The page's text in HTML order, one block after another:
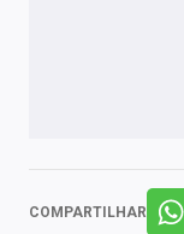
COMPARTILHAR